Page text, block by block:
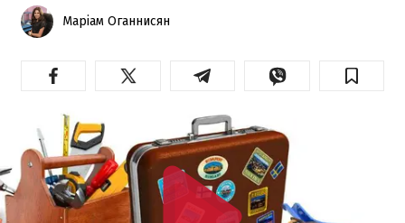
Маріам Оганнисян